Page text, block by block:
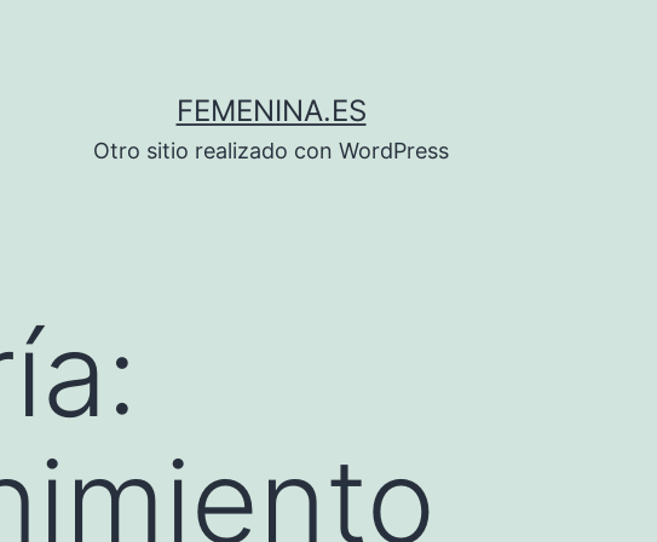
FEMENINA.ES
Otro sitio realizado con WordPress